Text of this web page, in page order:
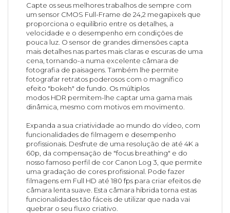
Capte os seus melhores trabalhos de sempre com
um sensor CMOS Full-Frame de 24,2 megapixels que
proporciona o equilíbrio entre os detalhes, a
velocidade e o desempenho em condições de
pouca luz. O sensor de grandes dimensões capta
mais detalhes nas partes mais claras e escuras de uma
cena, tornando-a numa excelente câmara de
fotografia de paisagens. Também lhe permite
fotografar retratos poderosos com o magnífico
efeito "bokeh" de fundo. Os múltiplos
modos HDR permitem-lhe captar uma gama mais
dinâmica, mesmo com motivos em movimento.
Expanda a sua criatividade ao mundo do vídeo, com
funcionalidades de filmagem e desempenho
profissionais. Desfrute de uma resolução de até 4K a
60p, da compensação de "focus breathing" e do
nosso famoso perfil de cor Canon Log 3, que permite
uma gradação de cores profissional. Pode fazer
filmagens em Full HD até 180 fps para criar efeitos de
câmara lenta suave. Esta câmara híbrida torna estas
funcionalidades tão fáceis de utilizar que nada vai
quebrar o seu fluxo criativo.